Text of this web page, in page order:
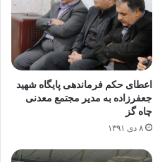
اعطای حکم فرماندهی پایگاه شهید
جعفرزاده به مدیر مجتمع معدنی
چاه گز
۸ دی ۱۳۹۱